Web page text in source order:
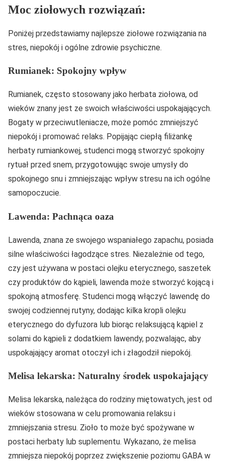
Moc ziołowych rozwiązań:
Poniżej przedstawiamy najlepsze ziołowe rozwiązania na
stres, niepokój i ogólne zdrowie psychiczne.
Rumianek: Spokojny wpływ
Rumianek, często stosowany jako herbata ziołowa, od
wieków znany jest ze swoich właściwości uspokajających.
Bogaty w przeciwutleniacze, może pomóc zmniejszyć
niepokój i promować relaks. Popijając ciepłą filiżankę
herbaty rumiankowej, studenci mogą stworzyć spokojny
rytuał przed snem, przygotowując swoje umysły do
spokojnego snu i zmniejszając wpływ stresu na ich ogólne
samopoczucie.
Lawenda: Pachnąca oaza
Lawenda, znana ze swojego wspaniałego zapachu, posiada
silne właściwości łagodzące stres. Niezależnie od tego,
czy jest używana w postaci olejku eterycznego, saszetek
czy produktów do kąpieli, lawenda może stworzyć kojącą i
spokojną atmosferę. Studenci mogą włączyć lawendę do
swojej codziennej rutyny, dodając kilka kropli olejku
eterycznego do dyfuzora lub biorąc relaksującą kąpiel z
solami do kąpieli z dodatkiem lawendy, pozwalając, aby
uspokajający aromat otoczył ich i złagodził niepokój.
Melisa lekarska: Naturalny środek uspokajający
Melisa lekarska, należąca do rodziny miętowatych, jest od
wieków stosowana w celu promowania relaksu i
zmniejszania stresu. Zioło to może być spożywane w
postaci herbaty lub suplementu. Wykazano, że melisa
zmniejsza niepokój poprzez zwiększenie poziomu GABA w